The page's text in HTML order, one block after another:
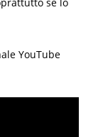
YouTube